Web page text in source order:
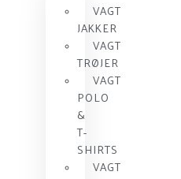
VAGT
JAKKER
VAGT
TRØJER
VAGT
POLO
&
T-
SHIRTS
VAGT